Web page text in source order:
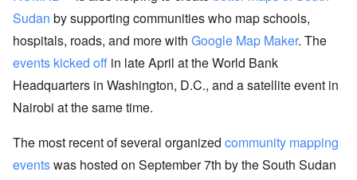
Sudan by supporting communities who map schools,
hospitals, roads, and more with Google Map Maker. The
events kicked off in late April at the World Bank
Headquarters in Washington, D.C., and a satellite event in
Nairobi at the same time.
The most recent of several organized community mapping
eventswas hosted on September 7th by the South Sudan